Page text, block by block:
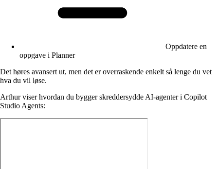
Oppdatere en
oppgave i Planner
Det høres avansert ut, men det er overraskende enkelt så lenge du vet
hva du vil løse.
Arthur viser hvordan du bygger skreddersydde AI-agenter i Copilot
Studio Agents: